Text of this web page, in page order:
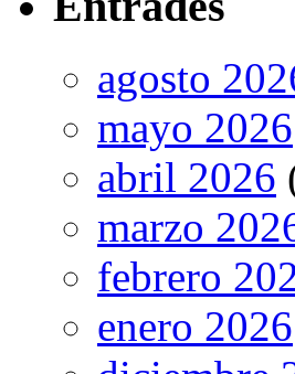
agosto
mayo 2026
abril 2026
marzo
febrero
enero 2026